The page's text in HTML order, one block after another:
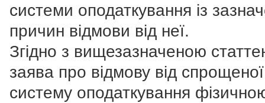
системи оподаткування із
причин відмови від неї.
Згідно з вищезазначеною
заява про відмову від спрощеної
систему оподаткування